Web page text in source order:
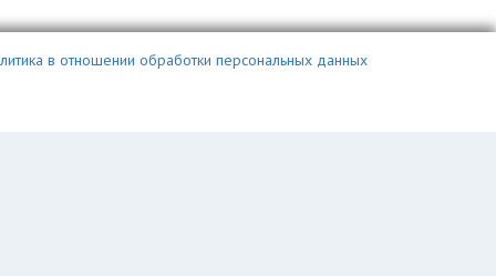
в отношении обработки персональных данных